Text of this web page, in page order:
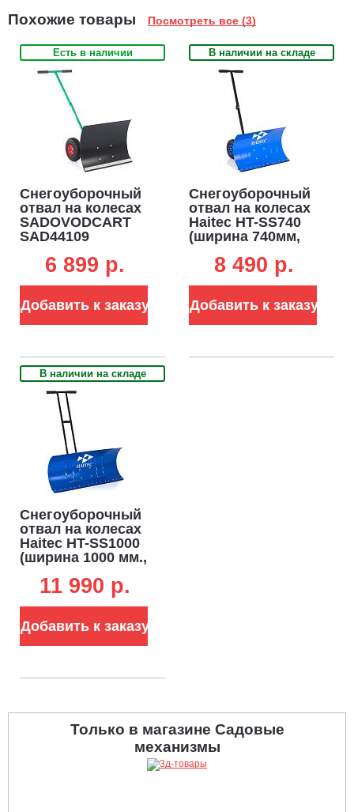
Похожие товары Посмотреть все (3)
Есть в наличии
Снегоуборочный
отвал на колесах
SADOVODCART
SAD44109
6 899 p.
Добавить к заказу
В наличии на складе
Снегоуборочный
отвал на колесах
Haitec HT-SS740
(ширина 740мм,
8 490 p.
Добавить к заказу
В наличии на складе
Снегоуборочный
отвал на колесах
Haitec HT-SS1000
(ширина 1000 мм.,
11 990 p.
Добавить к заказу
Только в магазине Садовые
механизмы